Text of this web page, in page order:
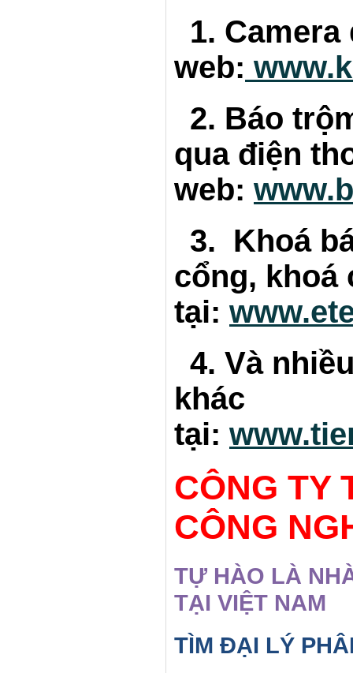
1. Camera
web:
2. Báo
qua điện
web:
3. Khoá
cổng, khoá
tại:
4. Và
khác
tại:
CÔNG TY
CÔNG
TỰ HÀO LÀ
TẠI VIỆT NAM
TÌM ĐẠI LÝ